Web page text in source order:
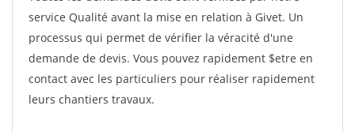
service Qualité avant la mise en relation à Givet. Un
processus qui permet de vérifier la véracité d'une
demande de devis. Vous pouvez rapidement $etre en
contact avec les particuliers pour réaliser rapidement
leurs chantiers travaux.